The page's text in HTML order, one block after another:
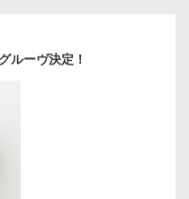
ルーヴ決定！